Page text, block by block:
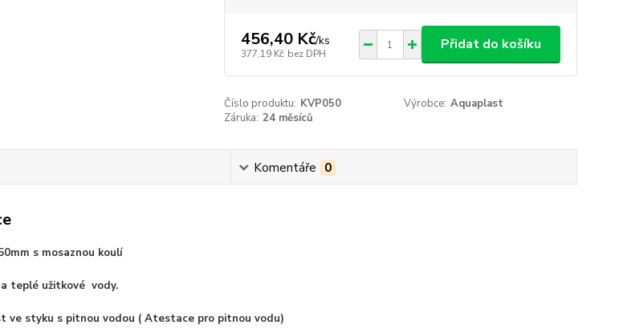
456,40 Kč/ks
377,19 Kč bez DPH
Přidat do košíku
Číslo produktu: KVP050 Výrobce: Aquaplast
Záruka: 24 měsíců
Komentáře 0
s mosaznou koulí
teplé užitkové vody.
ve styku s pitnou vodou ( Atestace pro pitnou vodu)